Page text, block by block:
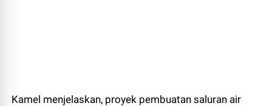
Kamel menjelaskan, proyek pembuatan saluran air